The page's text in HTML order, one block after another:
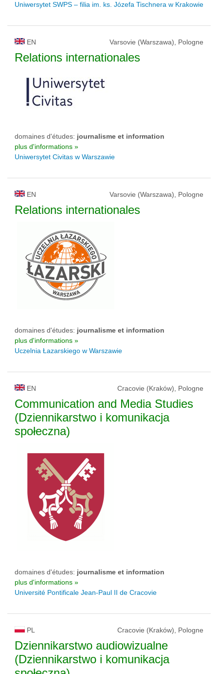
Uniwersytet SWPS – filia im. ks. Józefa Tischnera w Krakowie
EN Varsovie (Warszawa), Pologne
Relations internationales
domaines d'études: journalisme et information
plus d'informations »
Uniwersytet Civitas w Warszawie
EN Varsovie (Warszawa), Pologne
Relations internationales
domaines d'études: journalisme et information
plus d'informations »
Uczelnia Łazarskiego w Warszawie
EN Cracovie (Kraków), Pologne
Communication and Media Studies
(Dziennikarstwo i komunikacja
społeczna)
domaines d'études: journalisme et information
plus d'informations »
Université Pontificale Jean-Paul II de Cracovie
PL Cracovie (Kraków), Pologne
Dziennikarstwo audiowizualne
(Dziennikarstwo i komunikacja